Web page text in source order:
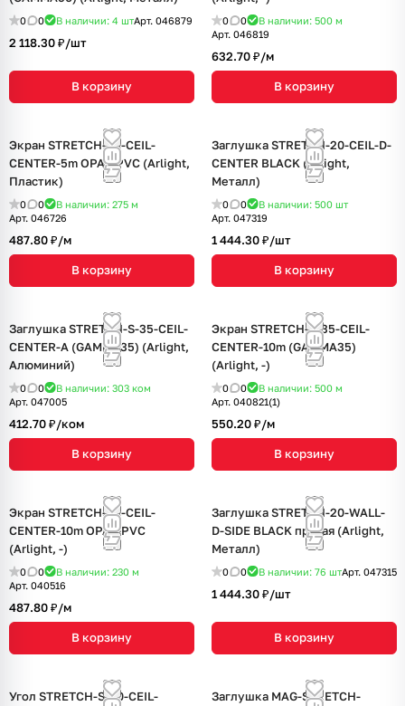
0 0 В наличии: 4 штАрт. 046879
2 118.30 ₽/шт
В корзину
0 0 В наличии: 500 м
Арт. 046819
632.70 ₽/м
В корзину
Экран STRETCH-25-CEIL-
CENTER-5m OPAL-PVC (Arlight,
Пластик)
0 0 В наличии: 275 м
Арт. 046726
487.80 ₽/м
В корзину
Заглушка STRETCH-20-CEIL-D-
CENTER BLACK (Arlight,
Металл)
0 0 В наличии: 500 шт
Арт. 047319
1 444.30 ₽/шт
В корзину
Заглушка STRETCH-S-35-CEIL-
CENTER-A (GAMMA35) (Arlight,
Алюминий)
0 0 В наличии: 303 ком
Арт. 047005
412.70 ₽/ком
В корзину
Экран STRETCH-S-35-CEIL-
CENTER-10m (GAMMA35)
(Arlight, -)
0 0 В наличии: 500 м
Арт. 040821(1)
550.20 ₽/м
В корзину
Экран STRETCH-25-CEIL-
CENTER-10m OPAL-PVC
(Arlight, -)
0 0 В наличии: 230 м
Арт. 040516
487.80 ₽/м
В корзину
Заглушка STRETCH-20-WALL-
D-SIDE BLACK правая (Arlight,
Металл)
0 0 В наличии: 76 штАрт. 047315
1 444.30 ₽/шт
В корзину
Угол STRETCH-S-50-CEIL-
Заглушка MAG-STRETCH-